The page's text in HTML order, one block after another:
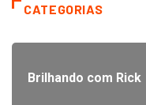
CATEGORIAS
Brilhando com Rick